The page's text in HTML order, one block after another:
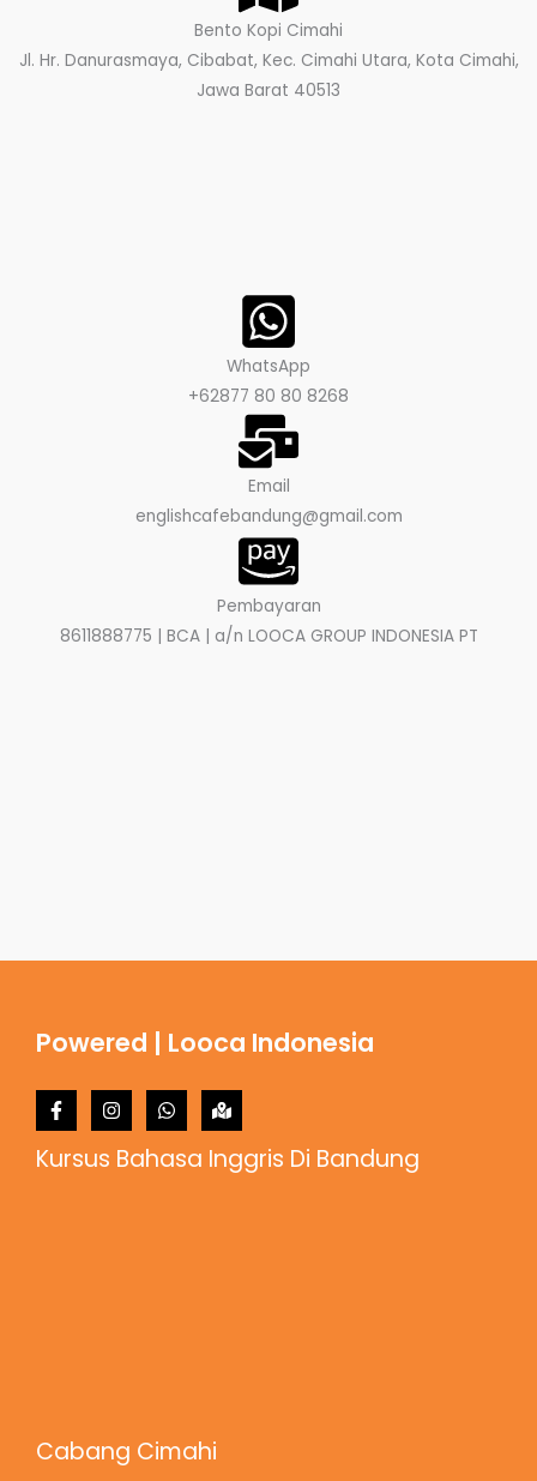
Bento Kopi Cimahi
Jl. Hr. Danurasmaya, Cibabat, Kec. Cimahi Utara, Kota Cimahi,
Jawa Barat 40513​
WhatsApp
+62877 80 80 8268
Email
englishcafebandung@gmail.com
Pembayaran
8611888775 | BCA | a/n LOOCA GROUP INDONESIA PT
Powered | Looca Indonesia
Kursus Bahasa Inggris Di Bandung
Cabang Cimahi